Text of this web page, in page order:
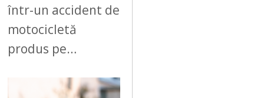
într-un accident de
motocicletă
produs pe…